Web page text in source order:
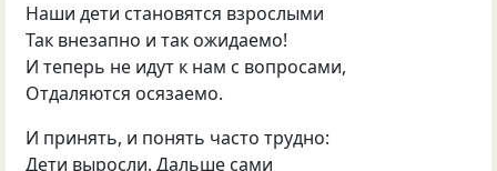
Наши дети становятся взрослыми
Так внезапно и так ожидаемо!
И теперь не идут к нам с вопросами,
Отдаляются осязаемо.
И принять, и понять часто трудно:
Дети выросли. Дальше сами